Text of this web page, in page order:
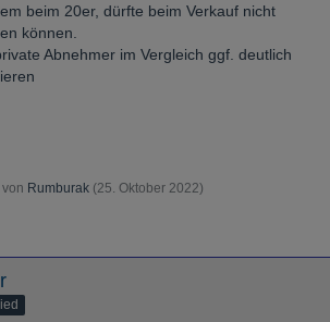
beim 20er, dürfte beim Verkauf nicht
können.
Abnehmer im Vergleich ggf. deutlich
Rumburak (25. Oktober 2022)